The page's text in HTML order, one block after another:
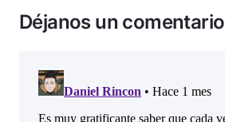
Déjanos un comentario